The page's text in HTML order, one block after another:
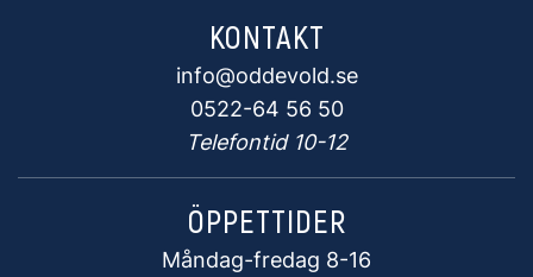
KONTAKT
info@oddevold.se
0522-64 56 50
Telefontid 10-12
ÖPPETTIDER
Måndag-fredag 8-16